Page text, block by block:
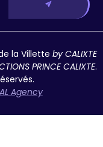
la Villetteby CALIXTE
PRINCE CALIXTE.
Agency